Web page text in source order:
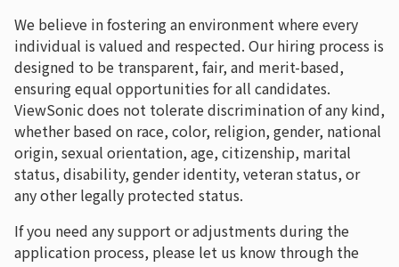
We believe in fostering an environment where every
individual is valued and respected. Our hiring process is
designed to be transparent, fair, and merit-based,
ensuring equal opportunities for all candidates.
ViewSonic does not tolerate discrimination of any kind,
whether based on race, color, religion, gender, national
origin, sexual orientation, age, citizenship, marital
status, disability, gender identity, veteran status, or
any other legally protected status.
If you need any support or adjustments during the
application process, please let us know through the